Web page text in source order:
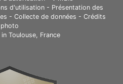
d'utilisation- Présentation des
- Collecte de données - Crédits
photo
Toulouse, France